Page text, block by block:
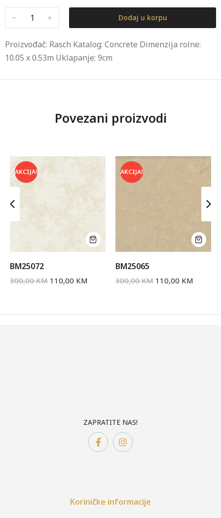
﹣ ﹢ Dodaj u korpu
Proizvođač: Rasch Katalog: Concrete Dimenzija rolne:
10.05 x 0.53m Uklapanje: 9cm
Povezani proizvodi
AKCIJA!
BM25072
300,00KM 110,00 KM
AKCIJA!
BM25065
300,00KM 110,00 KM
ZAPRATITE NAS!
Koriničke informacije